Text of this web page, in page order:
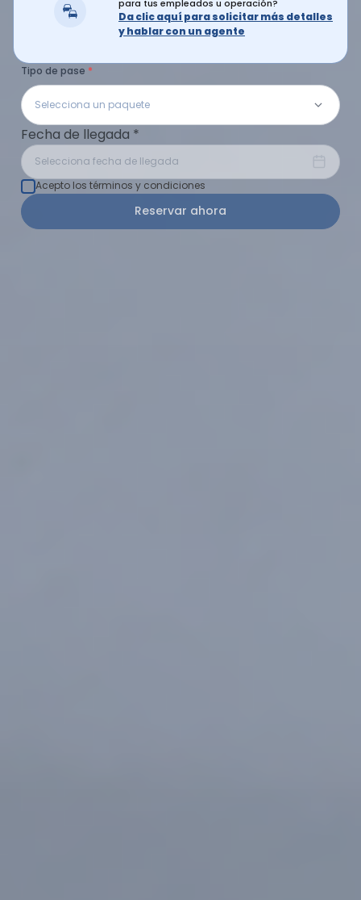
para tus empleados u operación?
Da clic aquí para solicitar más detalles
y hablar con un agente
Tipo de pase
Selecciona un paquete
Fecha de llegada *
Selecciona fecha de llegada
Acepto los términos y condiciones
Reservar ahora